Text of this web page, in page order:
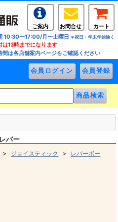
ご案内 お問合せ
カート
10:30〜17:00/月〜土曜日 ※祝日・年末年始除く
は13時までになります
間は各店舗案内ページをご確認ください
バー
> ジョイスティック > レバーボー